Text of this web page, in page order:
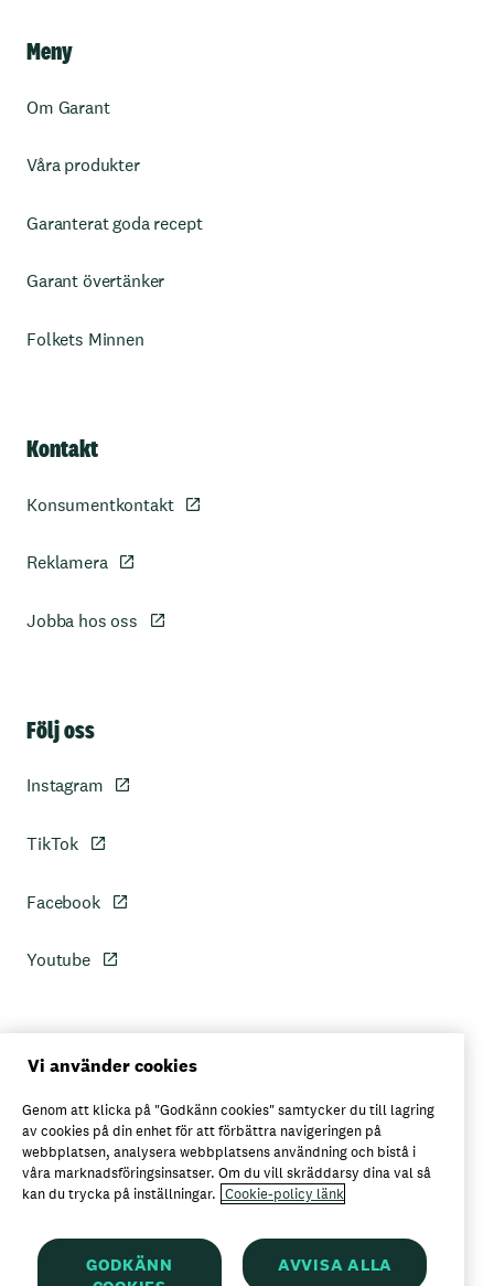
Meny
Om Garant
Våra produkter
Garanterat goda recept
Garant övertänker
Folkets Minnen
Kontakt
Konsumentkontakt
Reklamera
Jobba hos oss
Följ oss
Instagram
TikTok
Facebook
Youtube
Personuppgiftspolicy
Axfoods integritetspolicy
Här kan du köpa Garant
Vi använder cookies
Genom att klicka på "Godkänn cookies" samtycker du till lagring
av cookies på din enhet för att förbättra navigeringen på
webbplatsen, analysera webbplatsens användning och bistå i
våra marknadsföringsinsatser. Om du vill skräddarsy dina val så
kan du trycka på inställningar. Cookie-policy länk
GODKÄNN
AVVISA ALLA